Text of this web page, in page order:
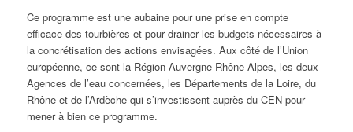
Ce programme est une aubaine pour une prise en compte
efficace des tourbières et pour drainer les budgets nécessaires à
la concrétisation des actions envisagées. Aux côté de l’Union
européenne, ce sont la Région Auvergne-Rhône-Alpes, les deux
Agences de l’eau concernées, les Départements de la Loire, du
Rhône et de l’Ardèche qui s’investissent auprès du CEN pour
mener à bien ce programme.